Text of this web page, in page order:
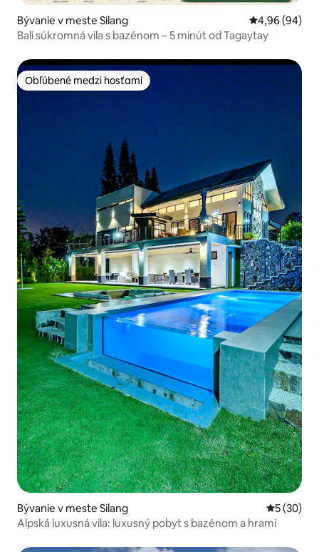
Bývanie v meste Silang Priemerné
4,96 (94)
Bali súkromná vila s bazénom – 5 minút od Tagaytay
Obľúbené medzi hosťami
Obľúbené medzi hosťami
Bývanie v meste Silang
5 (30)
Alpská luxusná vila: luxusný pobyt s bazénom a hrami